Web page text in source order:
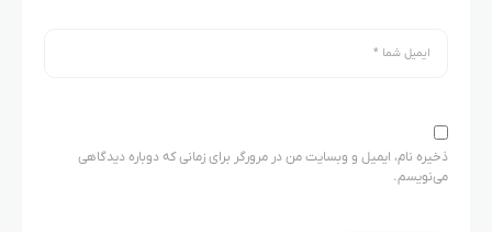
ذخیره نام، ایمیل و وبسایت من در مرورگر برای زمانی که دوباره دیدگاهی
می‌نویسم.